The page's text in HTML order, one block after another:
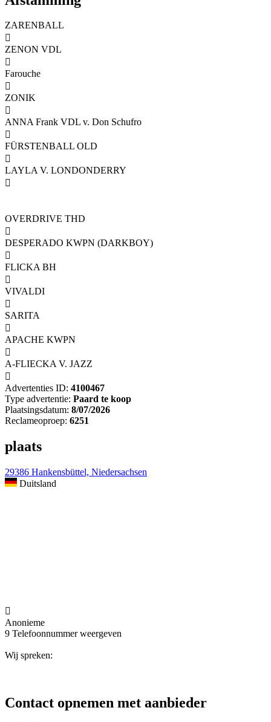
ZARENBALL

ZENON VDL

Farouche

ZONIK

ANNA Frank VDL v. Don Schufro

FÜRSTENBALL OLD

LAYLA V. LONDONDERRY

OVERDRIVE THD

DESPERADO KWPN (DARKBOY)

FLICKA BH

VIVALDI

SARITA

APACHE KWPN

A-FLIECKA V. JAZZ

Advertenties ID: 4100467
Type advertentie: Paard te koop
Plaatsingsdatum: 8/07/2026
Reclameoproep: 6251
plaats
29386 Hankensbüttel, Niedersachsen
Duitsland

Anonieme
9 Telefoonnummer weergeven
Wij spreken:
Contact opnemen met aanbieder